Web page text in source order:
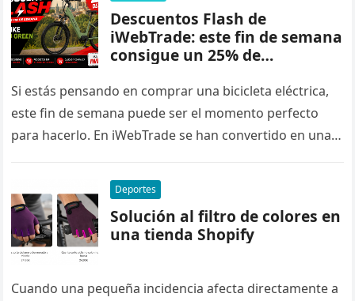
Descuentos Flash de
iWebTrade: este fin de semana
consigue un 25% de
Green
Si estás pensando en comprar una bicicleta eléctrica,
este fin de semana puede ser el momento perfecto
para hacerlo. En iWebTrade se han convertido en una
Deportes
Solución al filtro de colores en
una tienda Shopify
Cuando una pequeña incidencia afecta directamente a